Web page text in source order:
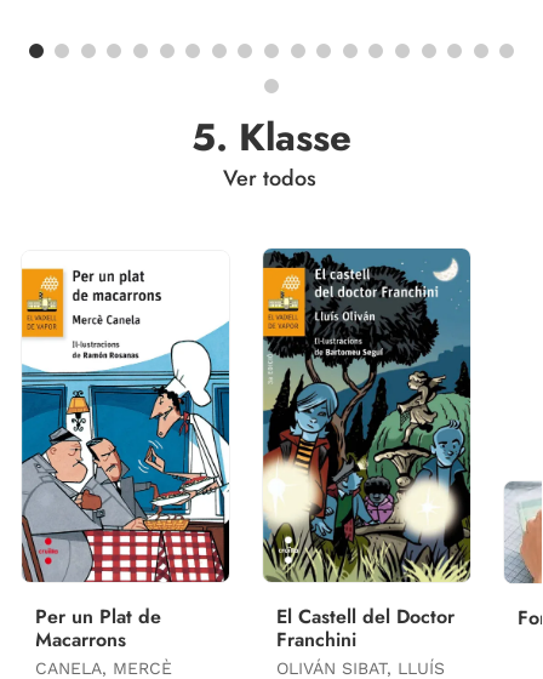
5. Klasse
Ver todos
Per un Plat de
Macarrons
CANELA, MERCÈ
El Castell del Doctor
Franchini
OLIVÁN SIBAT, LLUÍS